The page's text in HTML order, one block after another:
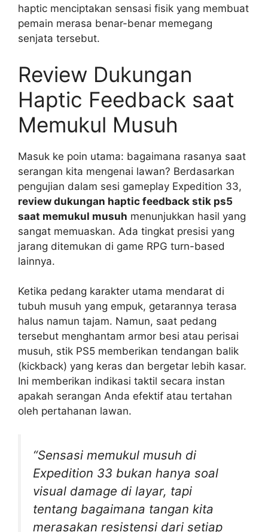
haptic menciptakan sensasi fisik yang membuat
pemain merasa benar-benar memegang
senjata tersebut.
Review Dukungan
Haptic Feedback saat
Memukul Musuh
Masuk ke poin utama: bagaimana rasanya saat
serangan kita mengenai lawan? Berdasarkan
pengujian dalam sesi gameplay Expedition 33,
review dukungan haptic feedback stik ps5
saat memukul musuh menunjukkan hasil yang
sangat memuaskan. Ada tingkat presisi yang
jarang ditemukan di game RPG turn-based
lainnya.
Ketika pedang karakter utama mendarat di
tubuh musuh yang empuk, getarannya terasa
halus namun tajam. Namun, saat pedang
tersebut menghantam armor besi atau perisai
musuh, stik PS5 memberikan tendangan balik
(kickback) yang keras dan bergetar lebih kasar.
Ini memberikan indikasi taktil secara instan
apakah serangan Anda efektif atau tertahan
oleh pertahanan lawan.
“Sensasi memukul musuh di
Expedition 33 bukan hanya soal
visual damage di layar, tapi
tentang bagaimana tangan kita
merasakan resistensi dari setiap